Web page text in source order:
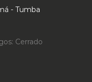
- Tumba
Cerrado